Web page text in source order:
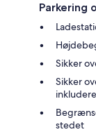
Parkering
Sikker
Sikker
stedet